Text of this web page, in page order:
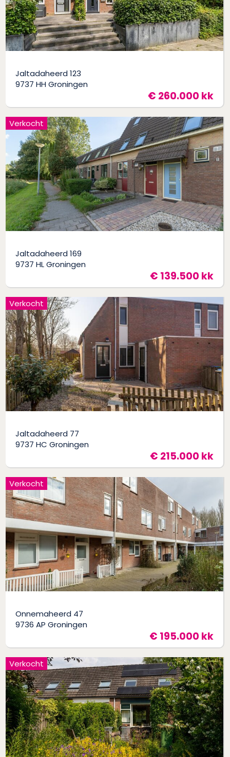
Jaltadaheerd 123
9737 HH Groningen
€ 260.000 kk
Jaltadaheerd 169
9737 HL Groningen
€ 139.500 kk
Verkocht
Jaltadaheerd 77
9737 HC Groningen
€ 215.000 kk
Verkocht
Onnemaheerd 47
9736 AP Groningen
€ 195.000 kk
Verkocht
Verkocht